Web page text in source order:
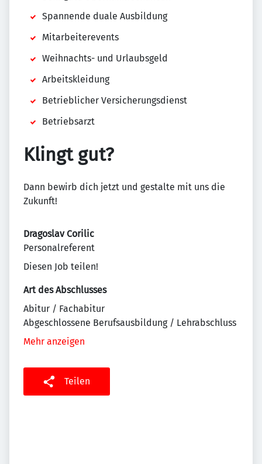
Spannende duale Ausbildung
Mitarbeiterevents
Weihnachts- und Urlaubsgeld
Arbeitskleidung
Betrieblicher Versicherungsdienst
Betriebsarzt
Klingt gut?
Dann bewirb dich jetzt und gestalte mit uns die
Zukunft!
Dragoslav Corilic
Personalreferent
Diesen Job teilen!
Art des Abschlusses
Abitur / Fachabitur
Abgeschlossene Berufsausbildung / Lehrabschluss
Mehr anzeigen
Teilen